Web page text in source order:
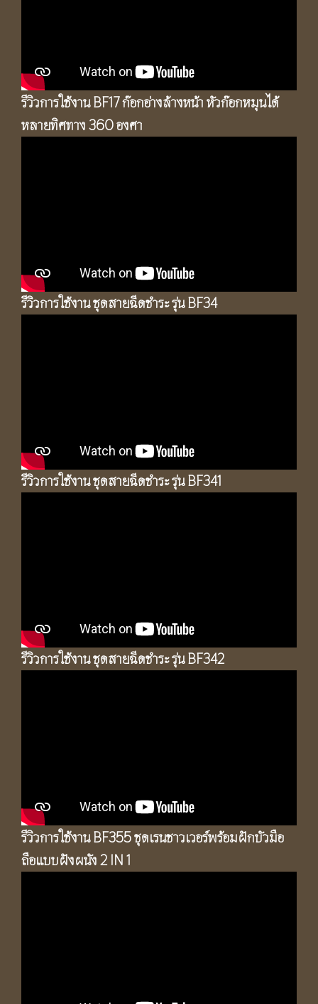
รีวิวการใช้งาน BF17 ก๊อกอ่างล้างหน้า หัวก๊อกหมุนได้
หลายทิศทาง 360 องศา
รีวิวการใช้งาน ชุดสายฉีดชำระ รุ่น BF34
รีวิวการใช้งาน ชุดสายฉีดชำระ รุ่น BF341
รีวิวการใช้งาน ชุดสายฉีดชำระ รุ่น BF342
รีวิวการใช้งาน BF355 ชุดเรนชาวเวอร์พร้อมฝักบัวมือ
ถือแบบฝังผนัง 2 IN 1